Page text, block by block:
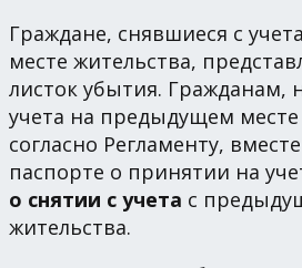
Граждане, снявшиеся с
месте жительства,
листок убытия. Гражданам,
учета на предыдущем месте
согласно Регламенту,
паспорте о принятии на
о снятии с учета с
жительства.